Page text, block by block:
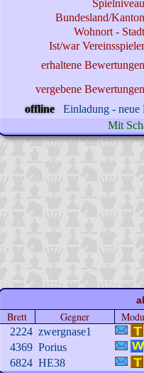
Bundesland/
Wohnort -
Ist/war
erhaltene
vergebene
offline
Einladung - neue
Mit
Brett Gegner
2224 zwergnase1
4369 Porius
6824 HE38